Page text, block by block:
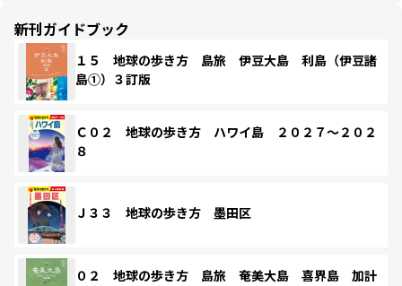
新刊ガイドブック
１５ 地球の歩き方 島旅 伊豆大島 利島（伊豆諸
島①）３訂版
Ｃ０２ 地球の歩き方 ハワイ島 ２０２７～２０２
８
Ｊ３３ 地球の歩き方 墨田区
０２ 地球の歩き方 島旅 奄美大島 喜界島 加計